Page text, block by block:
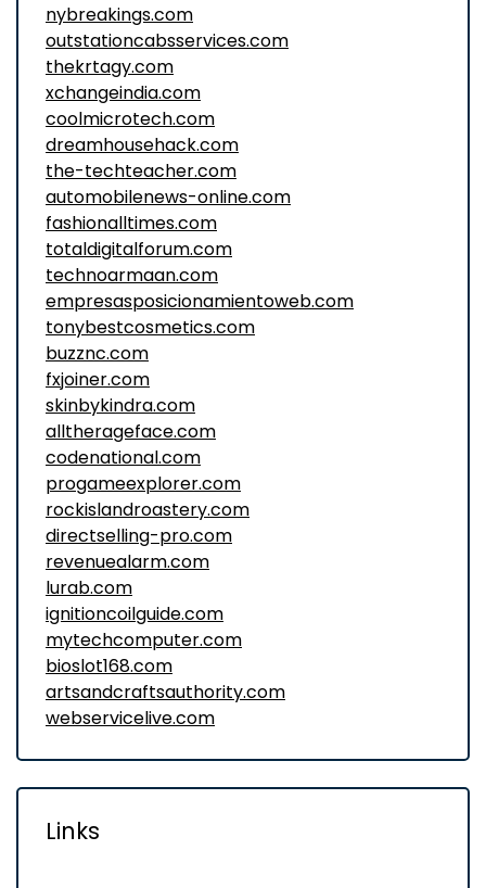
nybreakings.com
outstationcabsservices.com
thekrtagy.com
xchangeindia.com
coolmicrotech.com
dreamhousehack.com
the-techteacher.com
automobilenews-online.com
fashionalltimes.com
totaldigitalforum.com
technoarmaan.com
empresasposicionamientoweb.com
tonybestcosmetics.com
buzznc.com
fxjoiner.com
skinbykindra.com
alltherageface.com
codenational.com
progameexplorer.com
rockislandroastery.com
directselling-pro.com
revenuealarm.com
lurab.com
ignitioncoilguide.com
mytechcomputer.com
bioslot168.com
artsandcraftsauthority.com
webservicelive.com
Links